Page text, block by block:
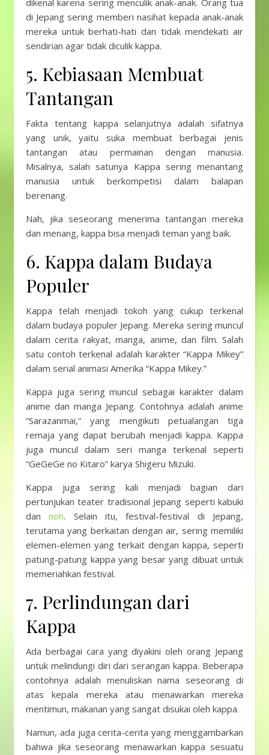
dikenal karena sering menculik anak-anak. Orang tua
di Jepang sering memberi nasihat kepada anak-anak
mereka untuk berhati-hati dan tidak mendekati air
sendirian agar tidak diculik kappa.
5. Kebiasaan Membuat
Tantangan
Fakta tentang kappa selanjutnya adalah sifatnya
yang unik, yaitu suka membuat berbagai jenis
tantangan atau permainan dengan manusia.
Misalnya, salah satunya Kappa sering menantang
manusia untuk berkompetisi dalam balapan
berenang.
Nah, jika seseorang menerima tantangan mereka
dan menang, kappa bisa menjadi teman yang baik.
6. Kappa dalam Budaya
Populer
Kappa telah menjadi tokoh yang cukup terkenal
dalam budaya populer Jepang. Mereka sering muncul
dalam cerita rakyat, manga, anime, dan film. Salah
satu contoh terkenal adalah karakter “Kappa Mikey”
dalam serial animasi Amerika “Kappa Mikey.”
Kappa juga sering muncul sebagai karakter dalam
anime dan manga Jepang. Contohnya adalah anime
“Sarazanmai,” yang mengikuti petualangan tiga
remaja yang dapat berubah menjadi kappa. Kappa
juga muncul dalam seri manga terkenal seperti
“GeGeGe no Kitaro” karya Shigeru Mizuki.
Kappa juga sering kali menjadi bagian dari
pertunjukan teater tradisional Jepang seperti kabuki
dannoh. Selain itu, festival-festival di Jepang,
terutama yang berkaitan dengan air, sering memiliki
elemen-elemen yang terkait dengan kappa, seperti
patung-patung kappa yang besar yang dibuat untuk
memeriahkan festival.
7. Perlindungan dari
Kappa
Ada berbagai cara yang diyakini oleh orang Jepang
untuk melindungi diri dari serangan kappa. Beberapa
contohnya adalah menuliskan nama seseorang di
atas kepala mereka atau menawarkan mereka
mentimun, makanan yang sangat disukai oleh kappa.
Namun, ada juga cerita-cerita yang menggambarkan
bahwa jika seseorang menawarkan kappa sesuatu